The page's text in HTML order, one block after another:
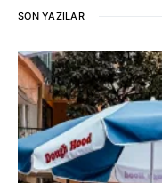
SON YAZILAR